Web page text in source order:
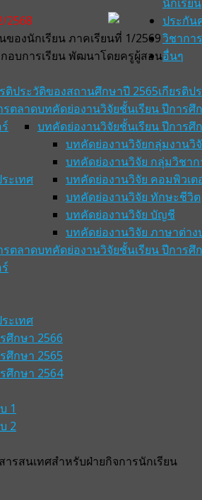
นักเรียน
2568
ของนักเรียน ภาคเรียนที่ 1/2569
อบการเรียน พัฒนาโดยครูผู้สอน
ประกั
ติประวัติของสถานศึกษาปี 2565เกียรติป
บทคัดย่องานวิจัยชั้นเรียน ปีการศึ
ตลาด
ะเทศ
บทคัดย่องานวิจัยชั้นเรียน ปีการศึ
บทคัดย่องานวิจัยกลุ่มงานวิ
บทคัดย่องานวิจัย กลุ่มวิชาก
บทคัดย่องานวิจัย คอมพิวเต
บทคัดย่องานวิจัย ทักษะชีวิต
บทคัดย่องานวิจัย บัญชี
บทคัดย่องานวิจัย ภาษาต่าง
บทคัดย่องานวิจัยชั้นเรียน ปีการศึ
ตลาด
ะเทศ
ศึกษา 2566
ศึกษา 2565
ศึกษา 2564
วิชาการ
อื่นๆ
1
2
สารสนเทศสำหรับฝ่ายกิจการนักเรียน